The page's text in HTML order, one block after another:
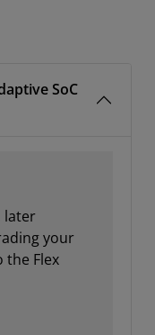
SoC
later
your
the Flex